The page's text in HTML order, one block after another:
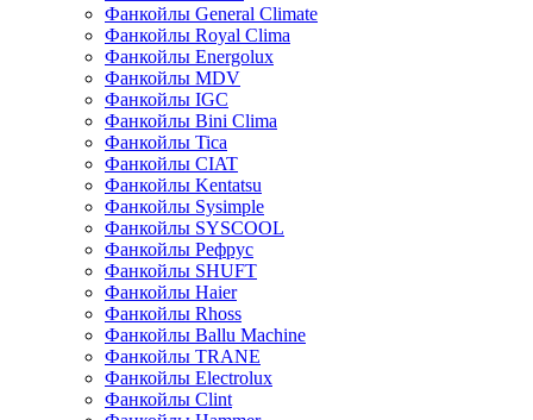
Фанкойлы General Climate
Фанкойлы Royal Clima
Фанкойлы Energolux
Фанкойлы MDV
Фанкойлы IGC
Фанкойлы Bini Clima
Фанкойлы Tica
Фанкойлы CIAT
Фанкойлы Kentatsu
Фанкойлы Sysimple
Фанкойлы SYSCOOL
Фанкойлы Рефрус
Фанкойлы SHUFT
Фанкойлы Haier
Фанкойлы Rhoss
Фанкойлы Ballu Machine
Фанкойлы TRANE
Фанкойлы Electrolux
Фанкойлы Clint